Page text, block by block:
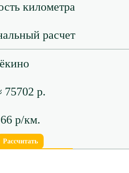
километра
расчет
75702 р.
66 р/км.
Рассчитать